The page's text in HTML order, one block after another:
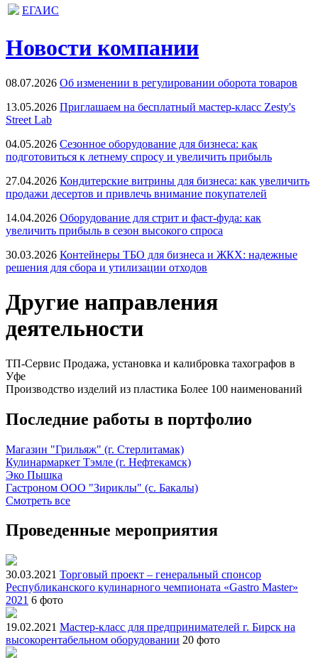
ЕГАИС
Новости компании
08.07.2026 Об изменении в регулировании оборота товаров
13.05.2026 Приглашаем на бесплатный мастер-класс Zesty's
Street Lab
04.05.2026 Сезонное оборудование для бизнеса: как
подготовиться к летнему спросу и увеличить прибыль
27.04.2026 Кондитерские витрины для бизнеса: как увеличить
продажи десертов и привлечь внимание покупателей
14.04.2026 Оборудование для стрит и фаст-фуда: как
увеличить прибыль в сезон высокого спроса
30.03.2026 Контейнеры ТБО для бизнеса и ЖКХ: надежные
решения для сбора и утилизации отходов
Другие направления
деятельности
ТП-Сервис Продажа, установка и калибровка тахографов в
Уфе
Производство изделий из пластика Более 100 наименований
Последние работы в портфолио
Магазин "Грильяж" (г. Стерлитамак)
Кулинармаркет Тэмле (г. Нефтекамск)
Эко Пышка
Гастроном ООО "Зириклы" (с. Бакалы)
Смотреть все
Проведенные мероприятия
30.03.2021 Торговый проект – генеральный спонсор
Республиканского кулинарного чемпионата «Gastro Master»
2021 6 фото
19.02.2021 Мастер-класс для предпринимателей г. Бирск на
высокорентабельном оборудовании 20 фото